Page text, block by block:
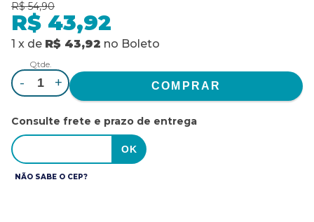
R$ 54,90
R$ 43,92
1 x de R$ 43,92 no Boleto
Qtde.
- +
Consulte frete e prazo de entrega
NÃO SABE O CEP?